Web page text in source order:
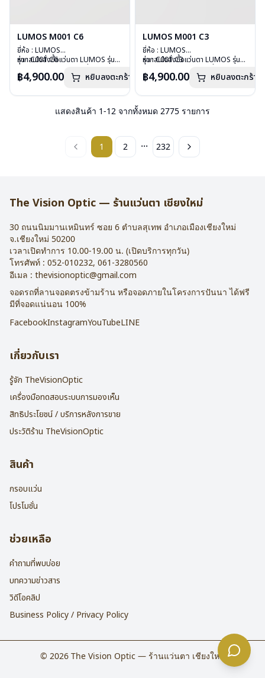
LUMOS M001 C6
ยี่ห้อ : LUMOS
รุ่น : C001 C6
เลนส์ : Demo Lens
น้ำหนัก : 26 กรัม
อุปกรณ์ : กล่องแว่น , ผ้าเช็ดแว่น
การรับประกัน : 2 ปี
หากสนใจสั่งชื้อแว่นตา LUMOS รุ่น
กรุณาติดต่อเราคลิก
฿4,900.00 หยิบลงตะกร้า
LUMOS M001 C3
ยี่ห้อ : LUMOS
รุ่น : C001 C3
เลนส์ : Demo Lens
น้ำหนัก : 26 กรัม
อุปกรณ์ : กล่องแว่น , ผ้าเช็ดแว่น
การรับประกัน : 2 ปี
หากสนใจสั่งชื้อแว่นตา LUMOS รุ่น
กรุณาติดต่อเราคลิก
฿4,900.00 หยิบลงตะกร้า
แสดงสินค้า 1-12 จากทั้งหมด 2775 รายการ
1 2 ... 232
The Vision Optic — ร้านแว่นตา เชียงใหม่
30 ถนนนิมมานเหมินทร์ ซอย 6 ตำบลสุเทพ อำเภอเมืองเชียงใหม่
จ.เชียงใหม่ 50200
เวลาเปิดทำการ 10.00-19.00 น. (เปิดบริการทุกวัน)
โทรศัพท์ : 052-010232, 061-3280560
อีเมล : thevisionoptic@gmail.com
จอดรถที่ลานจอดตรงข้ามร้าน หรือจอดภายในโครงการปันนา ได้ฟรี
มีที่จอดแน่นอน 100%
FacebookInstagramYouTubeLINE
เกี่ยวกับเรา
รู้จัก TheVisionOptic
เครื่องมือทดสอบระบบการมองเห็น
สิทธิประโยชน์ / บริการหลังการขาย
ประวัติร้าน TheVisionOptic
สินค้า
กรอบแว่น
โปรโมชั่น
ช่วยเหลือ
คำถามที่พบบ่อย
บทความข่าวสาร
วิดีโอคลิป
Business Policy / Privacy Policy
© 2026 The Vision Optic — ร้านแว่นตา เชียงใหม่